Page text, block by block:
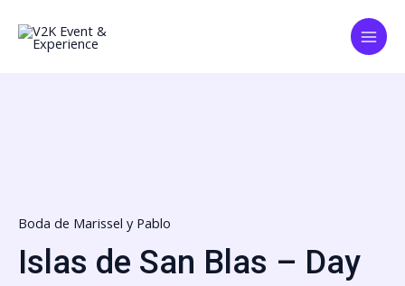
Main
Menu
Boda de Marissel y Pablo
Islas de San Blas – Day
Day
Trip
quantity